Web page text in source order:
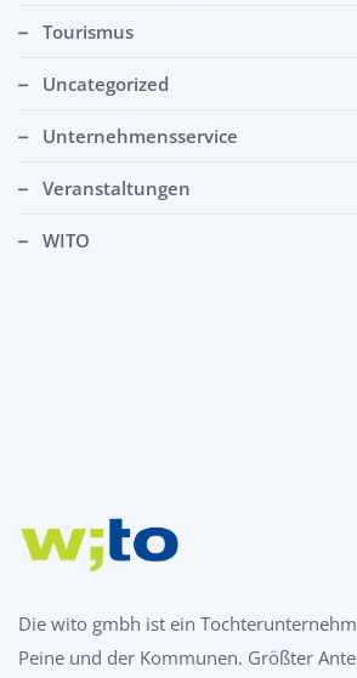
Tourismus
Uncategorized
Unternehmensservice
Veranstaltungen
WITO
Die wito gmbh ist ein
Peine und der Kommunen. Größter